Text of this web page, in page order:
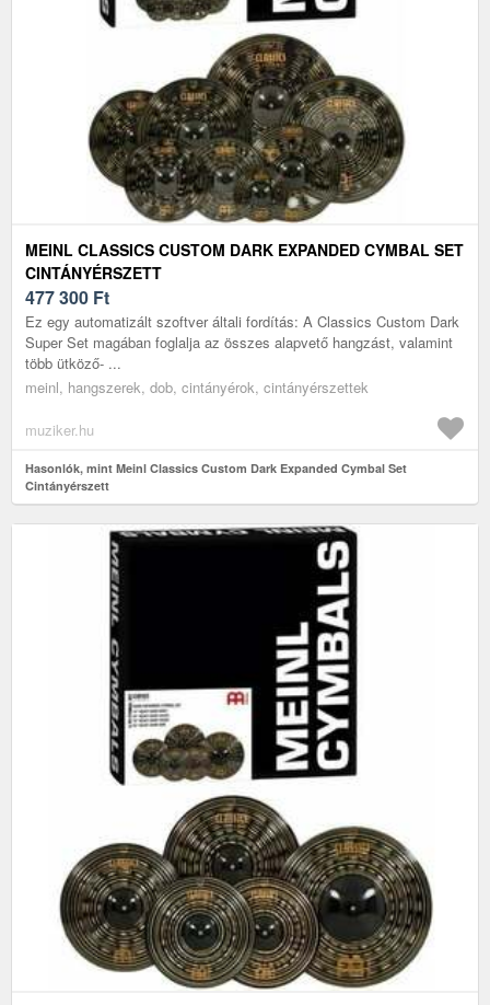
MEINL CLASSICS CUSTOM DARK EXPANDED CYMBAL SET
CINTÁNYÉRSZETT
477 300 Ft
Ez egy automatizált szoftver általi fordítás: A Classics Custom Dark
Super Set magában foglalja az összes alapvető hangzást, valamint
több ütköző- ...
meinl, hangszerek, dob, cintányérok, cintányérszettek
muziker.hu
Hasonlók, mint Meinl Classics Custom Dark Expanded Cymbal Set
Cintányérszett